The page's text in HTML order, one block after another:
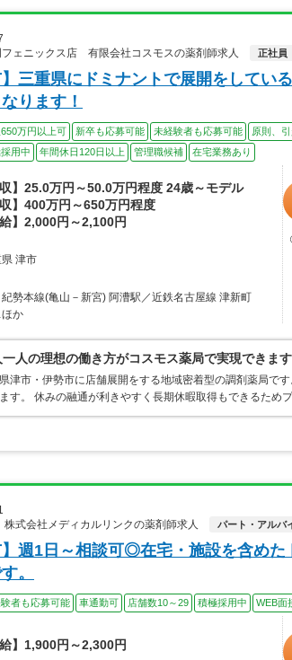
ェニックス店 有限会社コスモスの薬剤師求人
正社員
】三重県にドミナントで展開をしてい
ります！
万円以上可 新卒も応募可能 未経験者も応募可能 原則、
用中
年間休日120日以上 管理職候補 在宅業務あり
収】25.0万円～50.0万円程度 24歳～モデル
収】400万円～650万円程度
給】2,000円～2,100円
津市
紀勢本線(亀山－新宮) 阿漕駅／近鉄名古屋線 津新町
か
人の理想の働き方がコスモス薬局で実現できます
津市・伊勢市に店舗展開をする地域密着型の調剤薬局で
す。 休みの融通が利きやすく長期休暇取得もできるため
式会社メディカルリンクの薬剤師求人
パート・アルバ
】週1日～相談可◎在宅・施設を含め
。
者も応募可能 車通勤可 店舗数10～29 積極採用中 WEB面
給】1,900円～2,300円